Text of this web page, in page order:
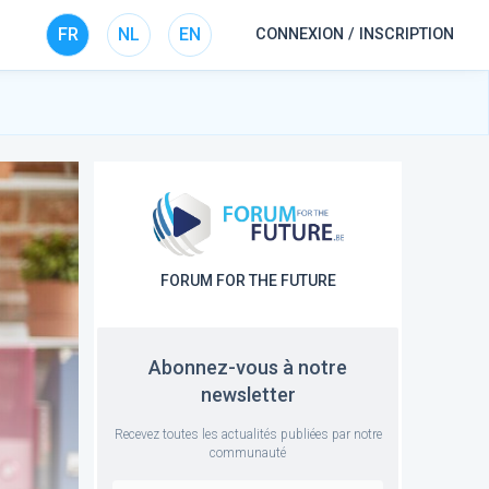
FR NL EN CONNEXION / INSCRIPTION
FORUM FOR THE FUTURE
Abonnez-vous à notre
newsletter
Recevez toutes les actualités publiées par notre
communauté